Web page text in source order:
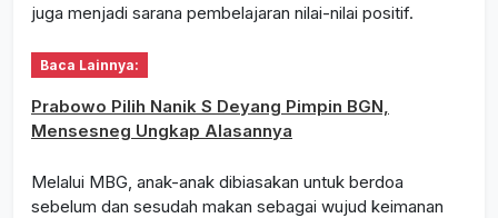
juga menjadi sarana pembelajaran nilai-nilai positif.
Baca Lainnya:
Prabowo Pilih Nanik S Deyang Pimpin BGN,
Mensesneg Ungkap Alasannya
Melalui MBG, anak-anak dibiasakan untuk berdoa
sebelum dan sesudah makan sebagai wujud keimanan